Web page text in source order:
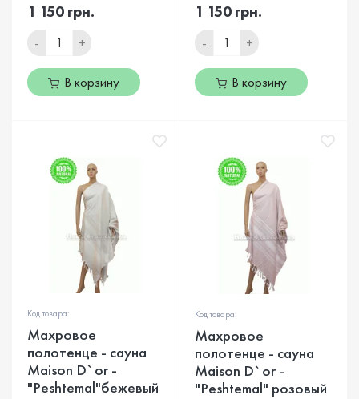
1 150 грн.
- +
В корзину
1 150 грн.
- +
В корзину
Код товара:
Махровое
полотенце - сауна
Maison D`or -
"Peshtemal"бежевый
Код товара:
Махровое
полотенце - сауна
Maison D`or -
"Peshtemal" розовый